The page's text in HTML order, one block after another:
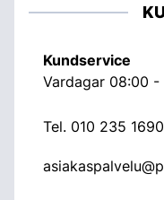
Kundservice
Vardagar 08:00 -
Tel. 010 235 1690